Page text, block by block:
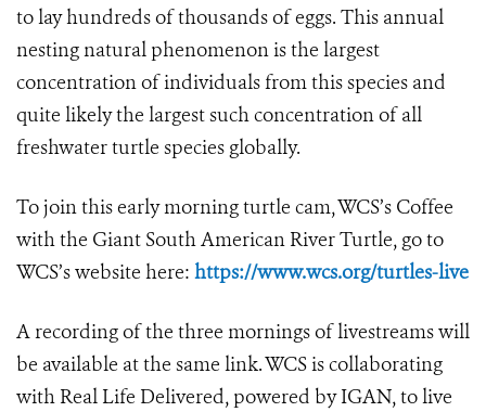
to lay hundreds of thousands of eggs. This annual
nesting natural phenomenon is the largest
concentration of individuals from this species and
quite likely the largest such concentration of all
freshwater turtle species globally.
To join this early morning turtle cam, WCS’s Coffee
with the Giant South American River Turtle, go to
WCS’s website here: https://www.wcs.org/turtles-live
A recording of the three mornings of livestreams will
be available at the same link. WCS is collaborating
with Real Life Delivered, powered by IGAN, to live